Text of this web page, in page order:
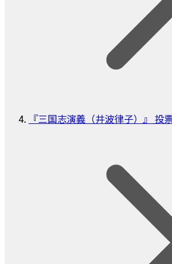
『三国志演義（井波律子）』 投